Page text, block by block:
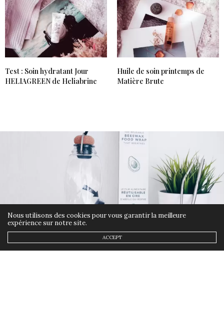
Test : Soin hydratant Jour
HELIAGREEN de Heliabrine
Huile de soin printemps de
Matière Brute
Nous utilisons des cookies pour vous garantir la meilleure
expérience sur notre site.
ACCEPT